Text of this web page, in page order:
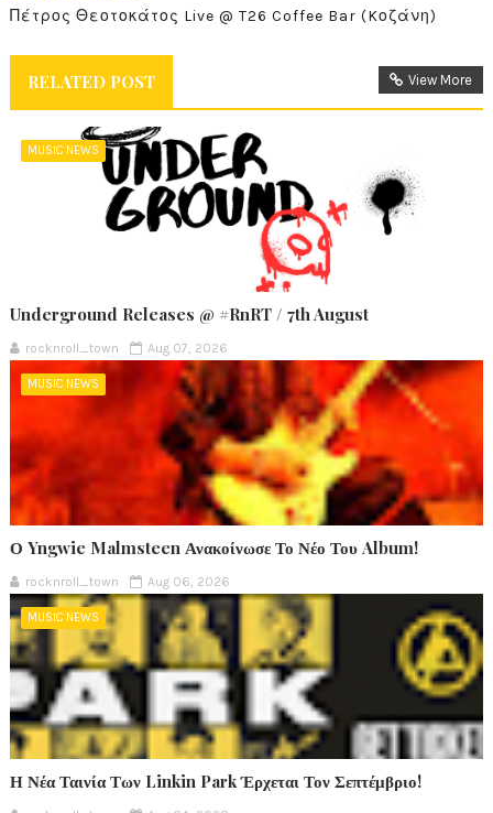
Πέτρος Θεοτοκάτος Live @ T26 Coffee Bar (Kοζάνη)
RELATED POST View More
MUSIC NEWS
Underground Releases @ #RnRT / 7th August
rocknroll_town Aug 07, 2026
MUSIC NEWS
Ο Yngwie Malmsteen Ανακοίνωσε Το Νέο Του Album!
rocknroll_town Aug 06, 2026
MUSIC NEWS
Η Νέα Ταινία Των Linkin Park Έρχεται Τον Σεπτέμβριο!